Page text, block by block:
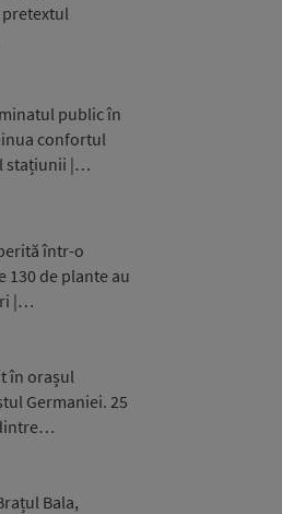
pretextul
public în
confortul
stațiunii |…
într-o
130 de plante au
|…
în orașul
Germaniei. 25
Bala,